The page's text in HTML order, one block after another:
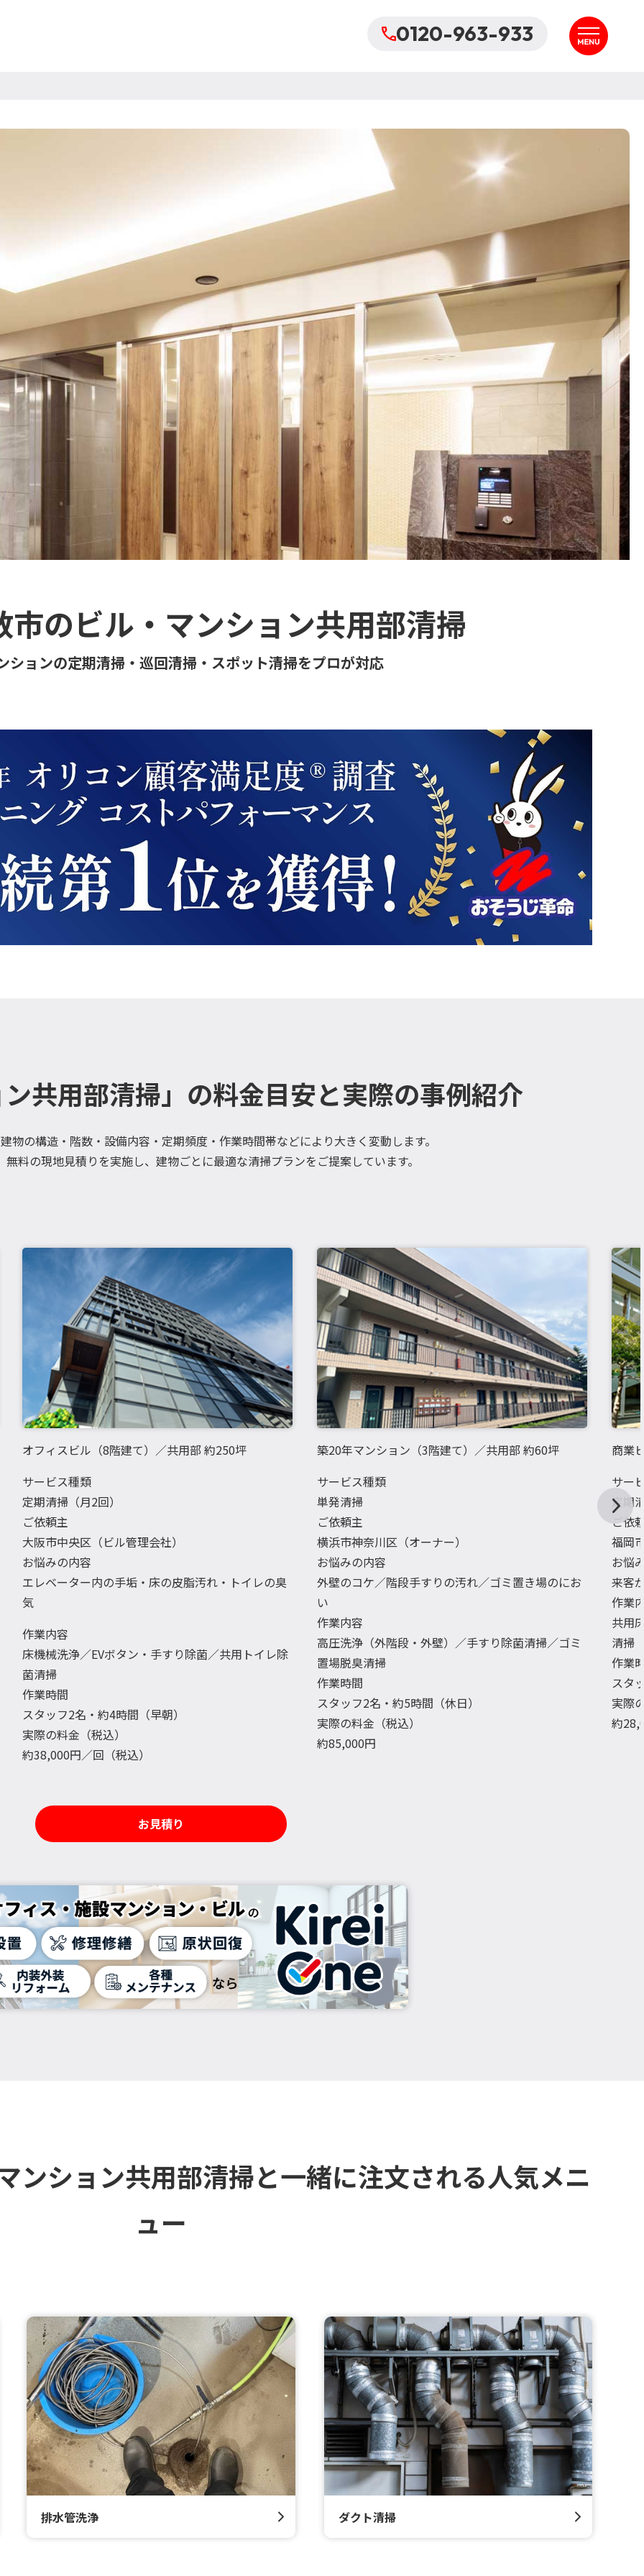
0120-963-933
市のビル・マンション共用部清掃
ションの定期清掃・巡回清掃・スポット清掃をプロが対応
共用部清掃」の料金目安と実際の事例紹介
物の構造・階数・設備内容・定期頻度・作業時間帯などにより大きく変動します。
料の現地見積りを実施し、建物ごとに最適な清掃プランをご提案しています。
オフィスビル（8階建て）／共用部 約250坪
サービス種類
定期清掃（月2回）
ご依頼主
大阪市中央区（ビル管理会社）
お悩みの内容
エレベーター内の手垢・床の皮脂汚れ・トイレの臭
気
作業内容
床機械洗浄／EVボタン・手すり除菌／共用トイレ除
菌清掃
作業時間
スタッフ2名・約4時間（早朝）
実際の料金（税込）
約38,000円／回（税込）
築20年マンション（3階建て）／共用部 約60坪
サービス種類
単発清掃
ご依頼主
横浜市神奈川区（オーナー）
お悩みの内容
外壁のコケ／階段手すりの汚れ／ゴミ置き場のにお
い
作業内容
高圧洗浄（外階段・外壁）／手すり除菌清掃／ゴミ
置場脱臭清掃
作業時間
スタッフ2名・約5時間（休日）
実際の料金（税込）
約85,000円
商業
サー
定期
ご依
福岡
お悩
来客
作業
共用
清掃
作業
スタ
実際
約
お見積り
ンション共用部清掃と一緒に注文される人気メニ
ュー
排水管洗浄 ダクト清掃